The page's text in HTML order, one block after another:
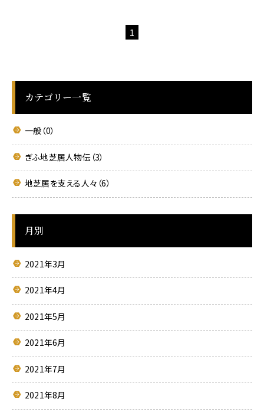
カテゴリー一覧
一般（0）
ぎふ地芝居人物伝（3）
地芝居を支える人々（6）
月別
2021年3月
2021年4月
2021年5月
2021年6月
2021年7月
2021年8月
1